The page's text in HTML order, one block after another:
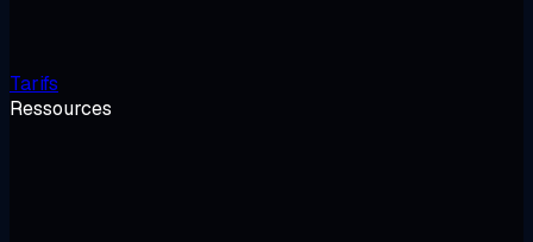
Tarifs
Ressources